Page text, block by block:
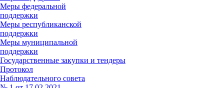
Меры федеральной
поддержки
Меры республиканской
поддержки
Меры муниципальной
поддержки
Государственные закупки и тендеры
Протокол
Наблюдательного совета